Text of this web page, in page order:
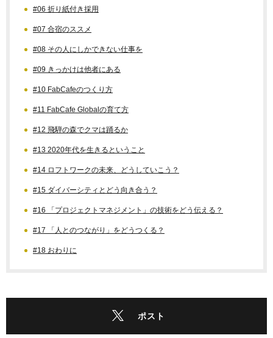
#06 折り紙付き採用
#07 合宿のススメ
#08 その人にしかできない仕事を
#09 きっかけは他者にある
#10 FabCafeのつくり方
#11 FabCafe Globalの育て方
#12 飛騨の森でクマは踊るか
#13 2020年代を生きるということ
#14 ロフトワークの未来、どうしていこう？
#15 ダイバーシティとどう向き合う？
#16 「プロジェクトマネジメント」の技術をどう伝える？
#17 「人とのつながり」をどうつくる？
#18 おわりに
ポスト